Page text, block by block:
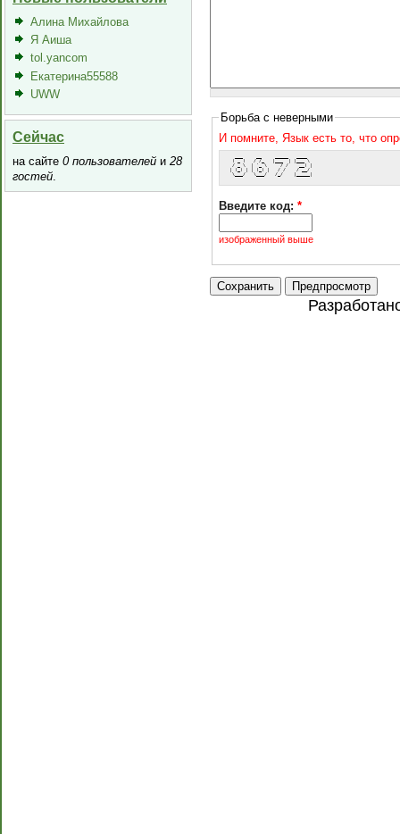
Алина Михайлова
Я Аиша
tol.yancom
Екатерина55588
UWW
Сейчас
на сайте 0 пользователей и 28
гостей.
Борьба с неверными
И помните, Язык есть то, что
  ( _ )   / /_   |___  | |___ \
  / _ \  | '_ \     / /    __) |
| (_) | | (_) |   / /    / __/
  \___/   \___/   /_/    |_____|
Введите код: *
изображенный выше